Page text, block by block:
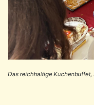
Das reichhaltige